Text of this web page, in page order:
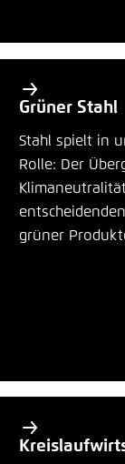
Grüner Stahl
Stahl spielt in
Rolle: Der
grüner